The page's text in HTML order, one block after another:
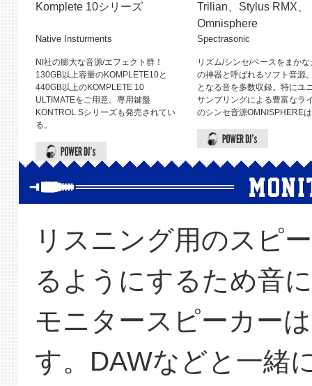
Komplete 10シリーズ
Native Insturments
NI社の膨大な音源/エフェクト群！
130GB以上容量のKOMPLETE10と
440GB以上のKOMPLETE 10
ULTIMATEをご用意。専用鍵盤
KONTROL Sシリーズも発売されてい
る。
Trilian、Stylus RMX、
Omnisphere
Spectrasonic
リズム/シンセ/ベースをまか
の神器と呼ばれるソフト音源
となる音を多数収録。特にユ
サンプリングによる豊富なラ
のシンセ音源OMNISPHERE
リスニング用のスピ
るようにするため音
モニタースピーカー
す。DAWなどと一緒